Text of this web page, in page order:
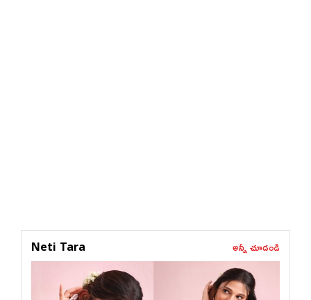
Neti Tara అన్నీ చూడండి